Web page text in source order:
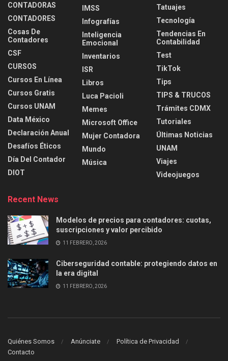
CONTADORAS
CONTADORES
Cosas De
Contadores
CSF
CURSOS
Cursos En Línea
Cursos Gratis
Cursos UNAM
Data México
Declaración Anual
Desafíos Éticos
Día Del Contador
DIOT
IMSS
Infografías
Inteligencia
Emocional
Inventarios
ISR
Libros
Luca Pacioli
Memes
Microsoft Office
Mujer Contadora
Mundo
Música
Tatuajes
Tecnología
Tendencias En
Contabilidad
Test
TikTok
Tips
TIPS & TRUCOS
Trámites CDMX
Tutoriales
Últimas Noticias
UNAM
Viajes
Videojuegos
Recent News
Modelos de precios para contadores: cuotas,
suscripciones y valor percibido
11 FEBRERO, 2026
Ciberseguridad contable: protegiendo datos en
la era digital
11 FEBRERO, 2026
Quiénes Somos Anúnciate
Política de Privacidad
Contacto